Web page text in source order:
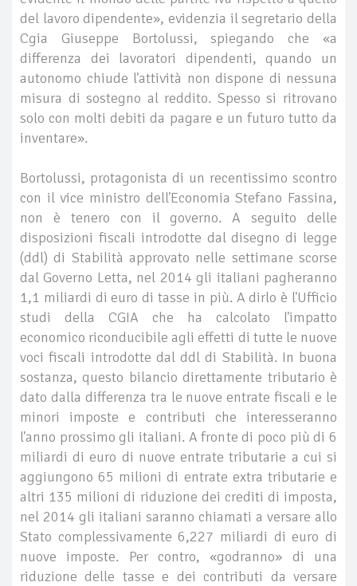
del lavoro dipendente», evidenzia il segretario della
Cgia Giuseppe Bortolussi, spiegando che «a
differenza dei lavoratori dipendenti, quando un
autonomo chiude l'attività non dispone di nessuna
misura di sostegno al reddito. Spesso si ritrovano
solo con molti debiti da pagare e un futuro tutto da
inventare».
Bortolussi, protagonista di un recentissimo scontro
con il vice ministro dell'Economia Stefano Fassina,
non è tenero con il governo. A seguito delle
disposizioni fiscali introdotte dal disegno di legge
(ddl) di Stabilità approvato nelle settimane scorse
dal Governo Letta, nel 2014 gli italiani pagheranno
1,1 miliardi di euro di tasse in più. A dirlo è l'Ufficio
studi della CGIA che ha calcolato l'impatto
economico riconducibile agli effetti di tutte le nuove
voci fiscali introdotte dal ddl di Stabilità. In buona
sostanza, questo bilancio direttamente tributario è
dato dalla differenza tra le nuove entrate fiscali e le
minori imposte e contributi che interesseranno
l'anno prossimo gli italiani. A fronte di poco più di 6
miliardi di euro di nuove entrate tributarie a cui si
aggiungono 65 milioni di entrate extra tributarie e
altri 135 milioni di riduzione dei crediti di imposta,
nel 2014 gli italiani saranno chiamati a versare allo
Stato complessivamente 6,227 miliardi di euro di
nuove imposte. Per contro, «godranno» di una
riduzione delle tasse e dei contributi da versare